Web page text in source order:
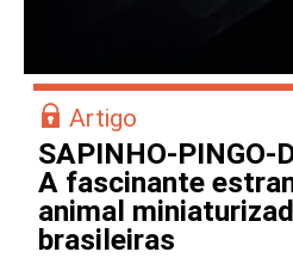
Artigo
SAPINHO-PINGO-
A fascinante
animal
brasileiras